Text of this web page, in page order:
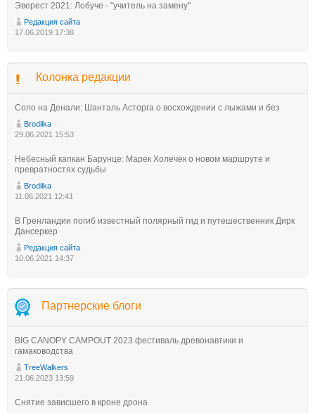
Эверест 2021: Лобуче - "учитель на замену"
Редакция сайта
17.06.2019 17:38
Колонка редакции
Соло на Денали: Шанталь Асторга о восхождении с лыжами и без
Brodilka
29.06.2021 15:53
Небесный капкан Барунце: Марек Холечек о новом маршруте и
превратностях судьбы
Brodilka
11.06.2021 12:41
В Гренландии погиб известный полярный гид и путешественник Дирк
Дансеркер
Редакция сайта
10.06.2021 14:37
Партнерские блоги
BIG CANOPY CAMPOUT 2023 фестиваль древонавтики и
гамаководства
TreeWalkers
21.06.2023 13:59
Снятие зависшего в кроне дрона